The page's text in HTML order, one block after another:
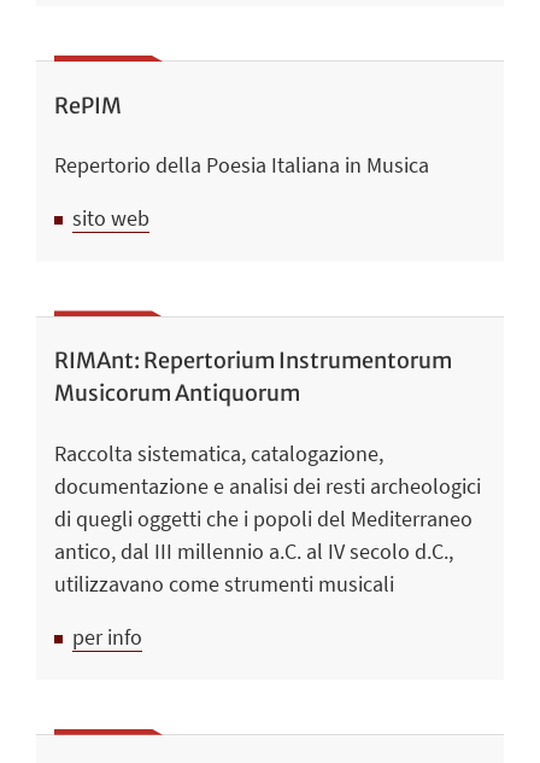
RePIM
Repertorio della Poesia Italiana in Musica
sito web
RIMAnt: Repertorium Instrumentorum
Musicorum Antiquorum
Raccolta sistematica, catalogazione,
documentazione e analisi dei resti archeologici
di quegli oggetti che i popoli del Mediterraneo
antico, dal III millennio a.C. al IV secolo d.C.,
utilizzavano come strumenti musicali
per info